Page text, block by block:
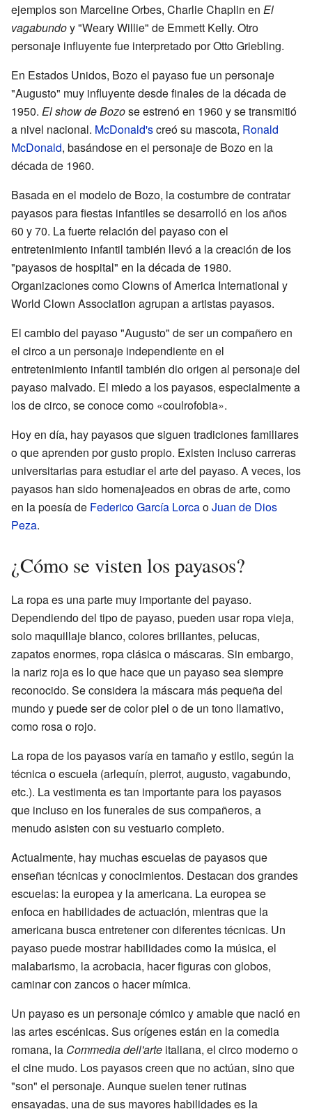
ejemplos son Marceline Orbes, Charlie Chaplin en El
vagabundoy "Weary Willie" de Emmett Kelly. Otro
personaje influyente fue interpretado por Otto Griebling.
En Estados Unidos, Bozo el payaso fue un personaje
"Augusto" muy influyente desde finales de la década de
1950. El show de Bozose estrenó en 1960 y se transmitió
a nivel nacional. McDonald'screó su mascota, Ronald
McDonald, basándose en el personaje de Bozo en la
década de 1960.
Basada en el modelo de Bozo, la costumbre de contratar
payasos para fiestas infantiles se desarrolló en los años
60 y 70. La fuerte relación del payaso con el
entretenimiento infantil también llevó a la creación de los
"payasos de hospital" en la década de 1980.
Organizaciones como Clowns of America International y
World Clown Association agrupan a artistas payasos.
El cambio del payaso "Augusto" de ser un compañero en
el circo a un personaje independiente en el
entretenimiento infantil también dio origen al personaje del
payaso malvado. El miedo a los payasos, especialmente a
los de circo, se conoce como «coulrofobia».
Hoy en día, hay payasos que siguen tradiciones familiares
o que aprenden por gusto propio. Existen incluso carreras
universitarias para estudiar el arte del payaso. A veces, los
payasos han sido homenajeados en obras de arte, como
en la poesía de Federico García LorcaoJuan de Dios
Peza.
¿Cómo se visten los payasos?
La ropa es una parte muy importante del payaso.
Dependiendo del tipo de payaso, pueden usar ropa vieja,
solo maquillaje blanco, colores brillantes, pelucas,
zapatos enormes, ropa clásica o máscaras. Sin embargo,
la nariz roja es lo que hace que un payaso sea siempre
reconocido. Se considera la máscara más pequeña del
mundo y puede ser de color piel o de un tono llamativo,
como rosa o rojo.
La ropa de los payasos varía en tamaño y estilo, según la
técnica o escuela (arlequín, pierrot, augusto, vagabundo,
etc.). La vestimenta es tan importante para los payasos
que incluso en los funerales de sus compañeros, a
menudo asisten con su vestuario completo.
Actualmente, hay muchas escuelas de payasos que
enseñan técnicas y conocimientos. Destacan dos grandes
escuelas: la europea y la americana. La europea se
enfoca en habilidades de actuación, mientras que la
americana busca entretener con diferentes técnicas. Un
payaso puede mostrar habilidades como la música, el
malabarismo, la acrobacia, hacer figuras con globos,
caminar con zancos o hacer mímica.
Un payaso es un personaje cómico y amable que nació en
las artes escénicas. Sus orígenes están en la comedia
romana, la Commedia dell'arte italiana, el circo moderno o
el cine mudo. Los payasos creen que no actúan, sino que
"son" el personaje. Aunque suelen tener rutinas
ensayadas, una de sus mayores habilidades es la